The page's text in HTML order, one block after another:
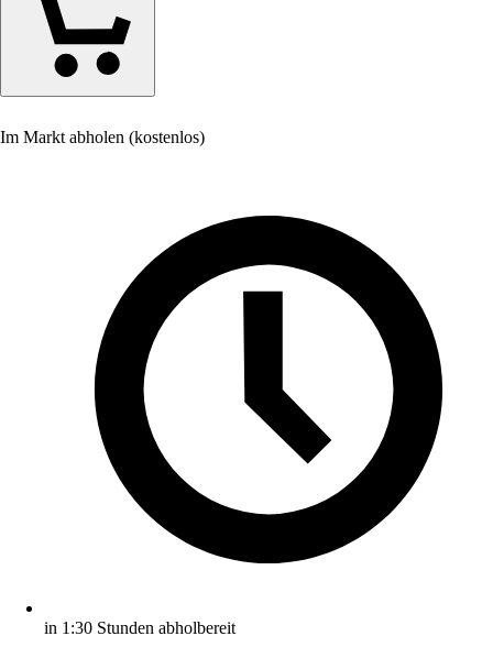
Im Markt abholen (kostenlos)
in 1:30 Stunden abholbereit